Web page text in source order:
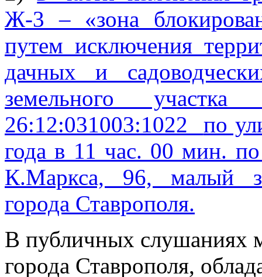
Ж-3 – «зона
путем исключения
дачных и
земельного
26:12:031003:1022
по
года в 11 час. 00 мин. по
К.Маркса, 96, малый
города Ставрополя.
В публичных слушаниях
города Ставрополя,